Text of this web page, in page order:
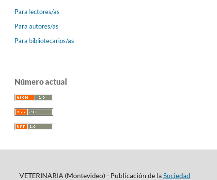
Para lectores/as
Para autores/as
Para bibliotecarios/as
Número actual
VETERINARIA (Montevideo) - Publicación de laSociedad